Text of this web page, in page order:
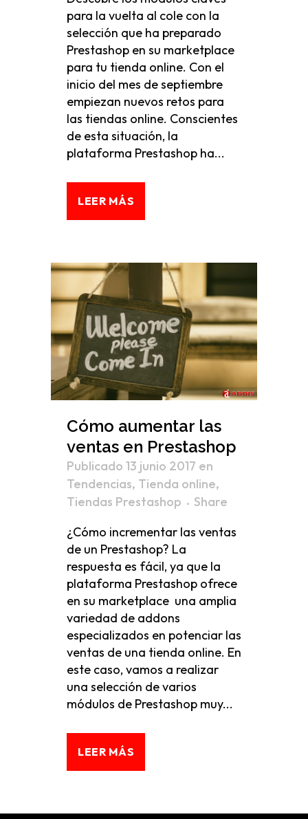
para la vuelta al cole con la
selección que ha preparado
Prestashop en su marketplace
para tu tienda online. Con el
inicio del mes de septiembre
empiezan nuevos retos para
las tiendas online. Conscientes
de esta situación, la
plataforma Prestashop ha...
LEER MÁS
Cómo aumentar las
ventas en Prestashop
Publicado 13 junio 2017 en
Tendencias, Tienda online,
Tiendas Prestashop
Share
¿Cómo incrementar las ventas
de un Prestashop? La
respuesta es fácil, ya que la
plataforma Prestashop ofrece
en su marketplace una amplia
variedad de addons
especializados en potenciar las
ventas de una tienda online. En
este caso, vamos a realizar
una selección de varios
módulos de Prestashop muy...
LEER MÁS